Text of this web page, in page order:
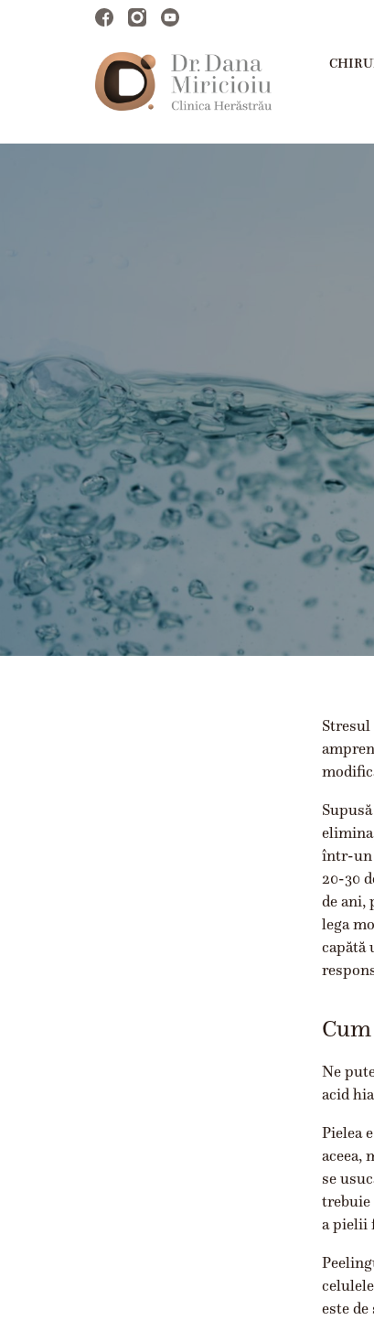
într-un
20-30
de ani,
lega
capătă
Ne
acid
Pielea
aceea,
se
trebuie
a pielii
este